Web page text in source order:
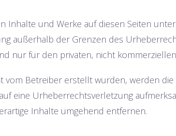
Inhalte und Werke auf diesen Seiten
außerhalb der Grenzen des
nur für den privaten, nicht
vom Betreiber erstellt wurden, werden
eine Urheberrechtsverletzung
Inhalte umgehend entfernen.